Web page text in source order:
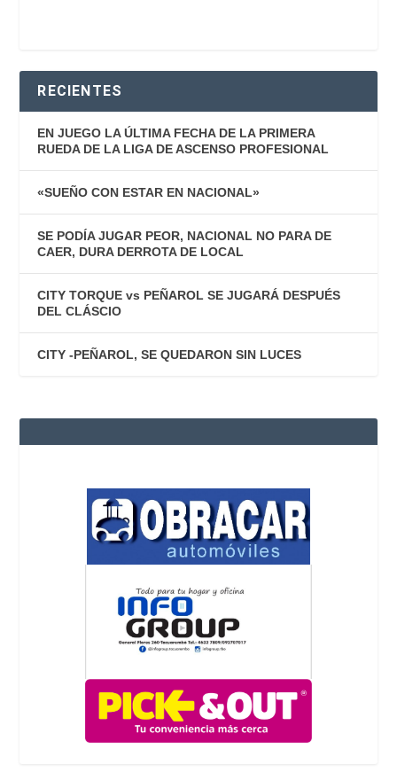
RECIENTES
EN JUEGO LA ÚLTIMA FECHA DE LA PRIMERA
RUEDA DE LA LIGA DE ASCENSO PROFESIONAL
«SUEÑO CON ESTAR EN NACIONAL»
SE PODÍA JUGAR PEOR, NACIONAL NO PARA DE
CAER, DURA DERROTA DE LOCAL
CITY TORQUE vs PEÑAROL SE JUGARÁ DESPUÉS
DEL CLÁSCIO
CITY -PEÑAROL, SE QUEDARON SIN LUCES